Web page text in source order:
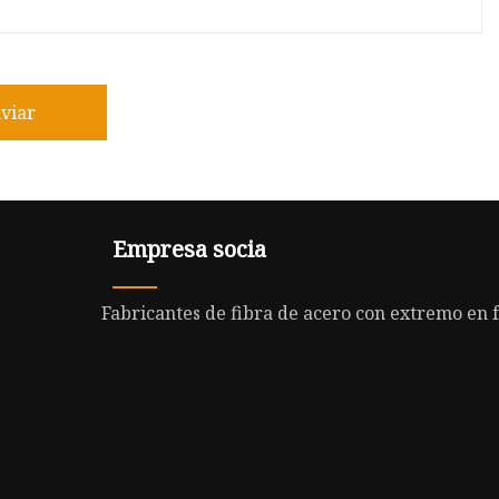
Empresa socia
Fabricantes de fibra de acero con extremo en